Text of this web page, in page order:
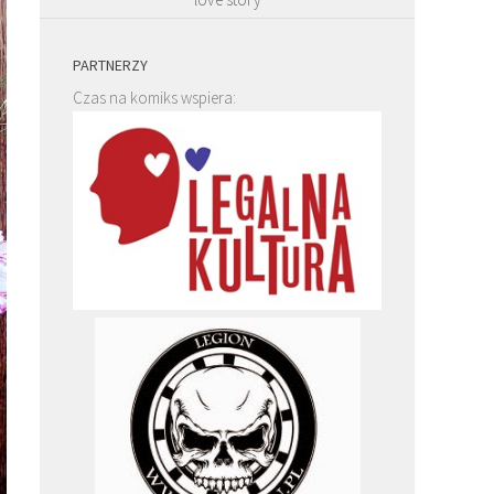
PARTNERZY
Czas na komiks wspiera: